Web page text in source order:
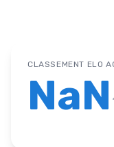
CLASSEMENT ELO
NaN